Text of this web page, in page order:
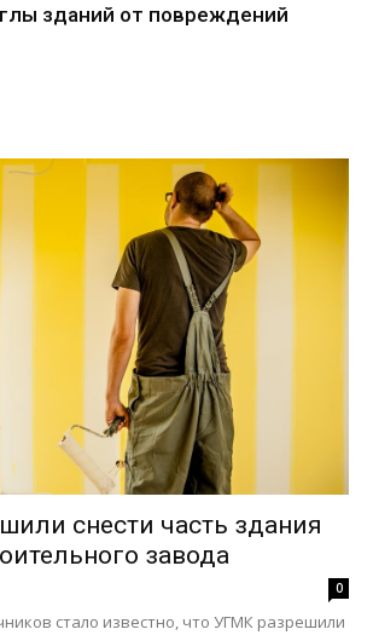
зданий от повреждений
снести часть здания
завода
0
стало известно, что УГМК разрешили